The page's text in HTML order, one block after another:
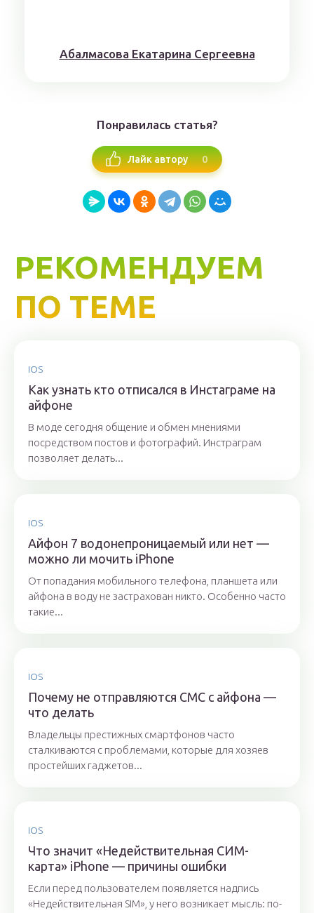
Aбaлмaсoвa Eкaтaринa Ceргeeвнa
Понравилась статья?
Лайк автору 0
РЕКОМЕНДУЕМ
ПО ТЕМЕ
IOS
Как узнать кто отписался в Инстаграме на
айфоне
В моде сегодня общение и обмен мнениями
посредством постов и фотографий. Инстраграм
позволяет делать...
IOS
Айфон 7 водонепроницаемый или нет —
можно ли мочить iPhone
От попадания мобильного телефона, планшета или
айфона в воду не застрахован никто. Особенно часто
такие...
IOS
Почему не отправляются СМС с айфона —
что делать
Владельцы престижных смартфонов часто
сталкиваются с проблемами, которые для хозяев
простейших гаджетов...
IOS
Что значит «Недействительная СИМ-
карта» iPhone — причины ошибки
Если перед пользователем появляется надпись
«Недействительная SIM», у него возникает мысль: по-